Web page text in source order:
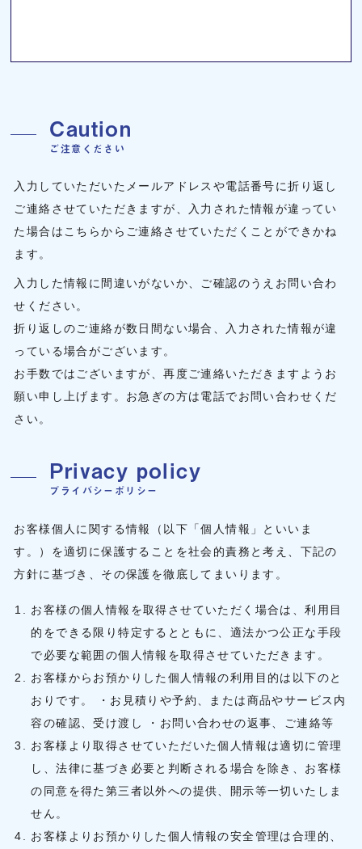
Caution
ご注意ください
入力していただいたメールアドレスや電話番号に折り返し
ご連絡させていただきますが、入力された情報が違ってい
た場合はこちらからご連絡させていただくことができかね
ます。
入力した情報に間違いがないか、ご確認のうえお問い合わ
せください。
折り返しのご連絡が数日間ない場合、入力された情報が違
っている場合がございます。
お手数ではございますが、再度ご連絡いただきますようお
願い申し上げます。お急ぎの方は電話でお問い合わせくだ
さい。
Privacy policy
プライバシーポリシー
お客様個人に関する情報（以下「個人情報」といいま
す。）を適切に保護することを社会的責務と考え、下記の
方針に基づき、その保護を徹底してまいります。
お客様の個人情報を取得させていただく場合は、利用目
的をできる限り特定するとともに、適法かつ公正な手段
で必要な範囲の個人情報を取得させていただきます。
お客様からお預かりした個人情報の利用目的は以下のと
おりです。 ・お見積りや予約、または商品やサービス内
容の確認、受け渡し ・お問い合わせの返事、ご連絡等
お客様より取得させていただいた個人情報は適切に管理
し、法律に基づき必要と判断される場合を除き、お客様
の同意を得た第三者以外への提供、開示等一切いたしま
せん。
お客様よりお預かりした個人情報の安全管理は合理的、